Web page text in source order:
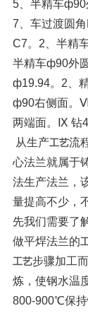
5、半精车ф90
7、车过渡圆角
C7。2、半精
半精车ф90外
ф19.94。2、
ф90右侧面。
两端面。
Ⅸ 钻
从生产工艺流
心法兰就属于
法生产法兰，
量提高不少，
先我们需要了
做平焊法兰的
工艺步骤加工而
炼，使钢水温
800-900℃保